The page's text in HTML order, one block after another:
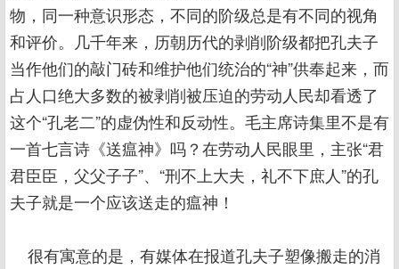
物，同一种意识形态，不同的阶级总是有不同的视角
和评价。几千年来，历朝历代的剥削阶级都把孔夫子
当作他们的敲门砖和维护他们统治的“神”供奉起来，而
占人口绝大多数的被剥削被压迫的劳动人民却看透了
这个“孔老二”的虚伪性和反动性。毛主席诗集里不是有
一首七言诗《送瘟神》吗？在劳动人民眼里，主张“君
君臣臣，父父子子”、“刑不上大夫，礼不下庶人”的孔
夫子就是一个应该送走的瘟神！
很有寓意的是，有媒体在报道孔夫子塑像搬走的消